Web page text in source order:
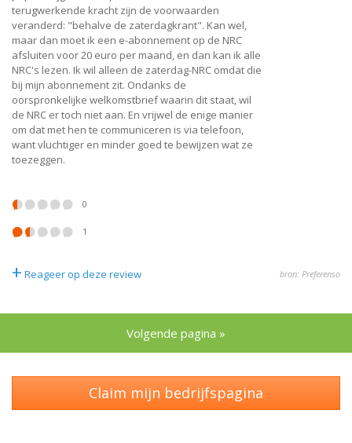
terugwerkende kracht zijn de voorwaarden
veranderd: "behalve de zaterdagkrant". Kan wel,
maar dan moet ik een e-abonnement op de NRC
afsluiten voor 20 euro per maand, en dan kan ik alle
NRC's lezen. Ik wil alleen de zaterdag-NRC omdat die
bij mijn abonnement zit. Ondanks de
oorspronkelijke welkomstbrief waarin dit staat, wil
de NRC er toch niet aan. En vrijwel de enige manier
om dat met hen te communiceren is via telefoon,
want vluchtiger en minder goed te bewijzen wat ze
toezeggen.
0
1
+ Reageer op deze review bron: Preferenso
Volgende pagina »
Claim mijn bedrijfspagina